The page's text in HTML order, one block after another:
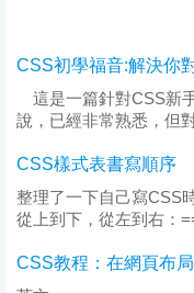
CSS初學福音:解決你
這是一篇針對CSS新
說，已經非常熟悉，但
CSS樣式表書寫順序
整理了一下自己寫CSS
從上到下，從左到右：
CSS教程：在網頁布